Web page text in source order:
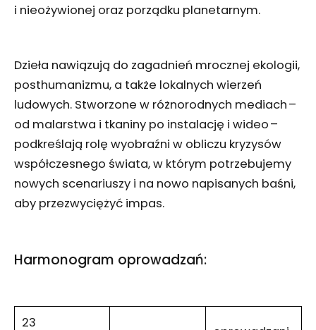
i nieożywionej oraz porządku planetarnym.
Dzieła nawiązują do zagadnień mrocznej ekologii,
posthumanizmu, a także lokalnych wierzeń
ludowych. Stworzone w różnorodnych mediach –
od malarstwa i tkaniny po instalację i wideo –
podkreślają rolę wyobraźni w obliczu kryzysów
współczesnego świata, w którym potrzebujemy
nowych scenariuszy i na nowo napisanych baśni,
aby przezwyciężyć impas.
Harmonogram oprowadzań:
23